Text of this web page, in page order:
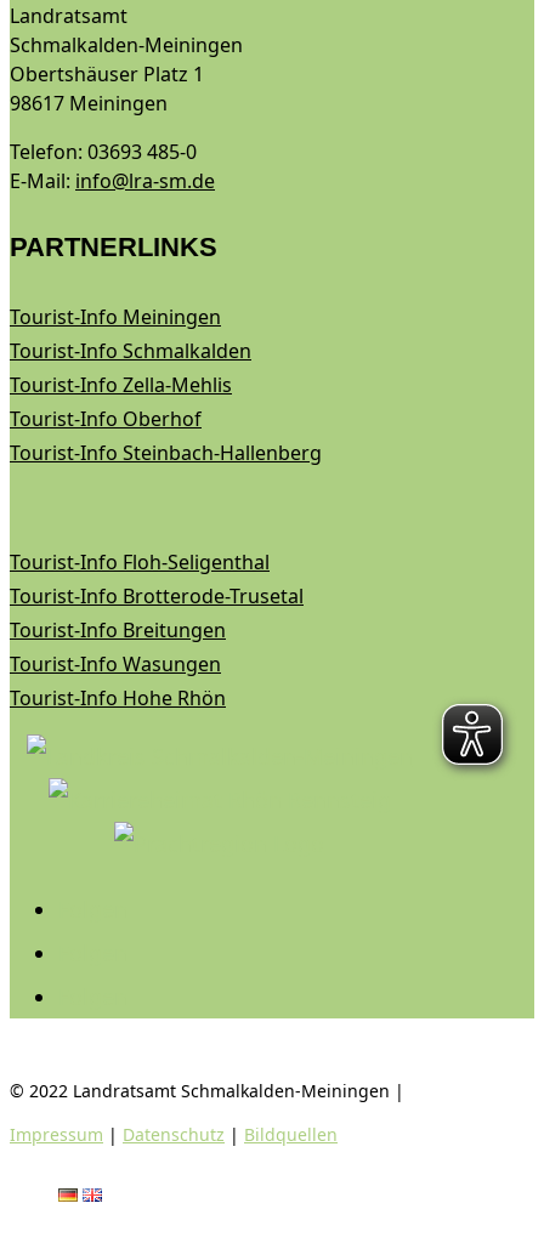
Landratsamt
Schmalkalden-Meiningen
Obertshäuser Platz 1
98617 Meiningen
Telefon: 03693 485-0
E-Mail: info@lra-sm.de
PARTNERLINKS
Tourist-Info Meiningen
Tourist-Info Schmalkalden
Tourist-Info Zella-Mehlis
Tourist-Info Oberhof
Tourist-Info Steinbach-Hallenberg
Tourist-Info Floh-Seligenthal
Tourist-Info Brotterode-Trusetal
Tourist-Info Breitungen
Tourist-Info Wasungen
Tourist-Info Hohe Rhön
© 2022 Landratsamt Schmalkalden-Meiningen |
Impressum | Datenschutz | Bildquellen